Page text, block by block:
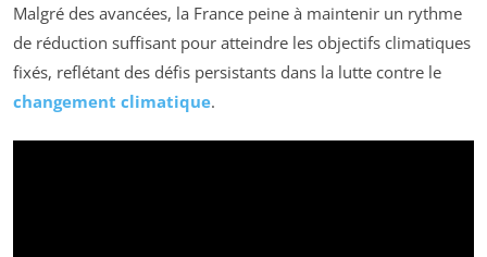
Malgré des avancées, la France peine à maintenir un rythme
de réduction suffisant pour atteindre les objectifs climatiques
fixés, reflétant des défis persistants dans la lutte contre le
changement climatique.